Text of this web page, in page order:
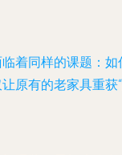
着同样的课题：
原有的老家具重